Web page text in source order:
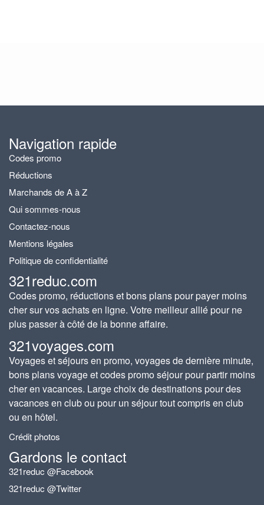
Navigation rapide
Codes promo
Réductions
Marchands de A à Z
Qui sommes-nous
Contactez-nous
Mentions légales
Politique de confidentialité
321reduc.com
Codes promo, réductions et bons plans pour payer moins
cher sur vos achats en ligne. Votre meilleur allié pour ne
plus passer à côté de la bonne affaire.
321voyages.com
Voyages et séjours en promo, voyages de dernière minute,
bons plans voyage et codes promo séjour pour partir moins
cher en vacances. Large choix de destinations pour des
vacances en club ou pour un séjour tout compris en club
ou en hôtel.
Crédit photos
Gardons le contact
321reduc @Facebook
321reduc @Twitter